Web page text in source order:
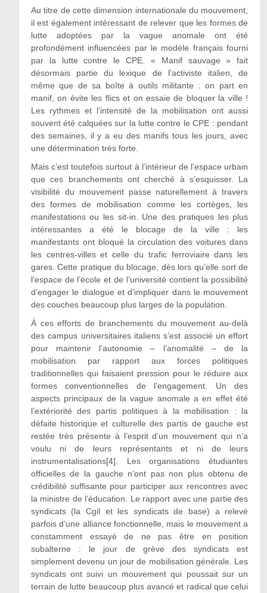
Au titre de cette dimension internationale du mouvement,
il est également intéressant de relever que les formes de
lutte adoptées par la vague anomale ont été
profondément influencées par le modèle français fourni
par la lutte contre le CPE. « Manif sauvage » fait
désormais partie du lexique de l’activiste italien, de
même que de sa boîte à outils militante : on part en
manif, on évite les flics et on essaie de bloquer la ville !
Les rythmes et l’intensité de la mobilisation ont aussi
souvent été calquées sur la lutte contre le CPE : pendant
des semaines, il y a eu des manifs tous les jours, avec
une détermination très forte.
Mais c’est toutefois surtout à l’intérieur de l’espace urbain
que ces branchements ont cherché à s’esquisser. La
visibilité du mouvement passe naturellement à travers
des formes de mobilisation comme les cortèges, les
manifestations ou les sit-in. Une des pratiques les plus
intéressantes a été le blocage de la ville : les
manifestants ont bloqué la circulation des voitures dans
les centres-villes et celle du trafic ferroviaire dans les
gares. Cette pratique du blocage, dès lors qu’elle sort de
l’espace de l’école et de l’université contient la possibilité
d’engager le dialogue et d’impliquer dans le mouvement
des couches beaucoup plus larges de la population.
À ces efforts de branchements du mouvement au-delà
des campus universitaires italiens s’est associé un effort
pour maintenir l’autonomie – l’anomalité – de la
mobilisation par rapport aux forces politiques
traditionnelles qui faisaient pression pour le réduire aux
formes conventionnelles de l’engagement. Un des
aspects principaux de la vague anomale a en effet été
l’extériorité des partis politiques à la mobilisation : la
défaite historique et culturelle des partis de gauche est
restée très présente à l’esprit d’un mouvement qui n’a
voulu ni de leurs représentants et ni de leurs
instrumentalisations[4]. Les organisations étudiantes
officielles de la gauche n’ont pas non plus obtenu de
crédibilité suffisante pour participer aux rencontres avec
la ministre de l’éducation. Le rapport avec une partie des
syndicats (la Cgil et les syndicats de base) a relevé
parfois d’une alliance fonctionnelle, mais le mouvement a
constamment essayé de ne pas être en position
subalterne : le jour de grève des syndicats est
simplement devenu un jour de mobilisation générale. Les
syndicats ont suivi un mouvement qui poussait sur un
terrain de lutte beaucoup plus avancé et radical que celui